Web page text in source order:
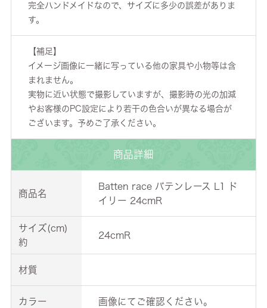
完全ハンドメイドなので、サイズに多少の誤差がありま
す。
【補足】
イメージ画像に一緒に写っている他の家具や小物等は含
まれません。
実物に近い状態で撮影していますが、撮影時の光の加減
やお客様のPC設定により若干の色合いが異なる場合が
ございます。予めご了承ください。
商品詳細
商品名
Batten race バテンレース L1 ド
イリー 24cmR
サイズ(cm)
約
24cmR
材質
カラー 画像にてご確認ください。